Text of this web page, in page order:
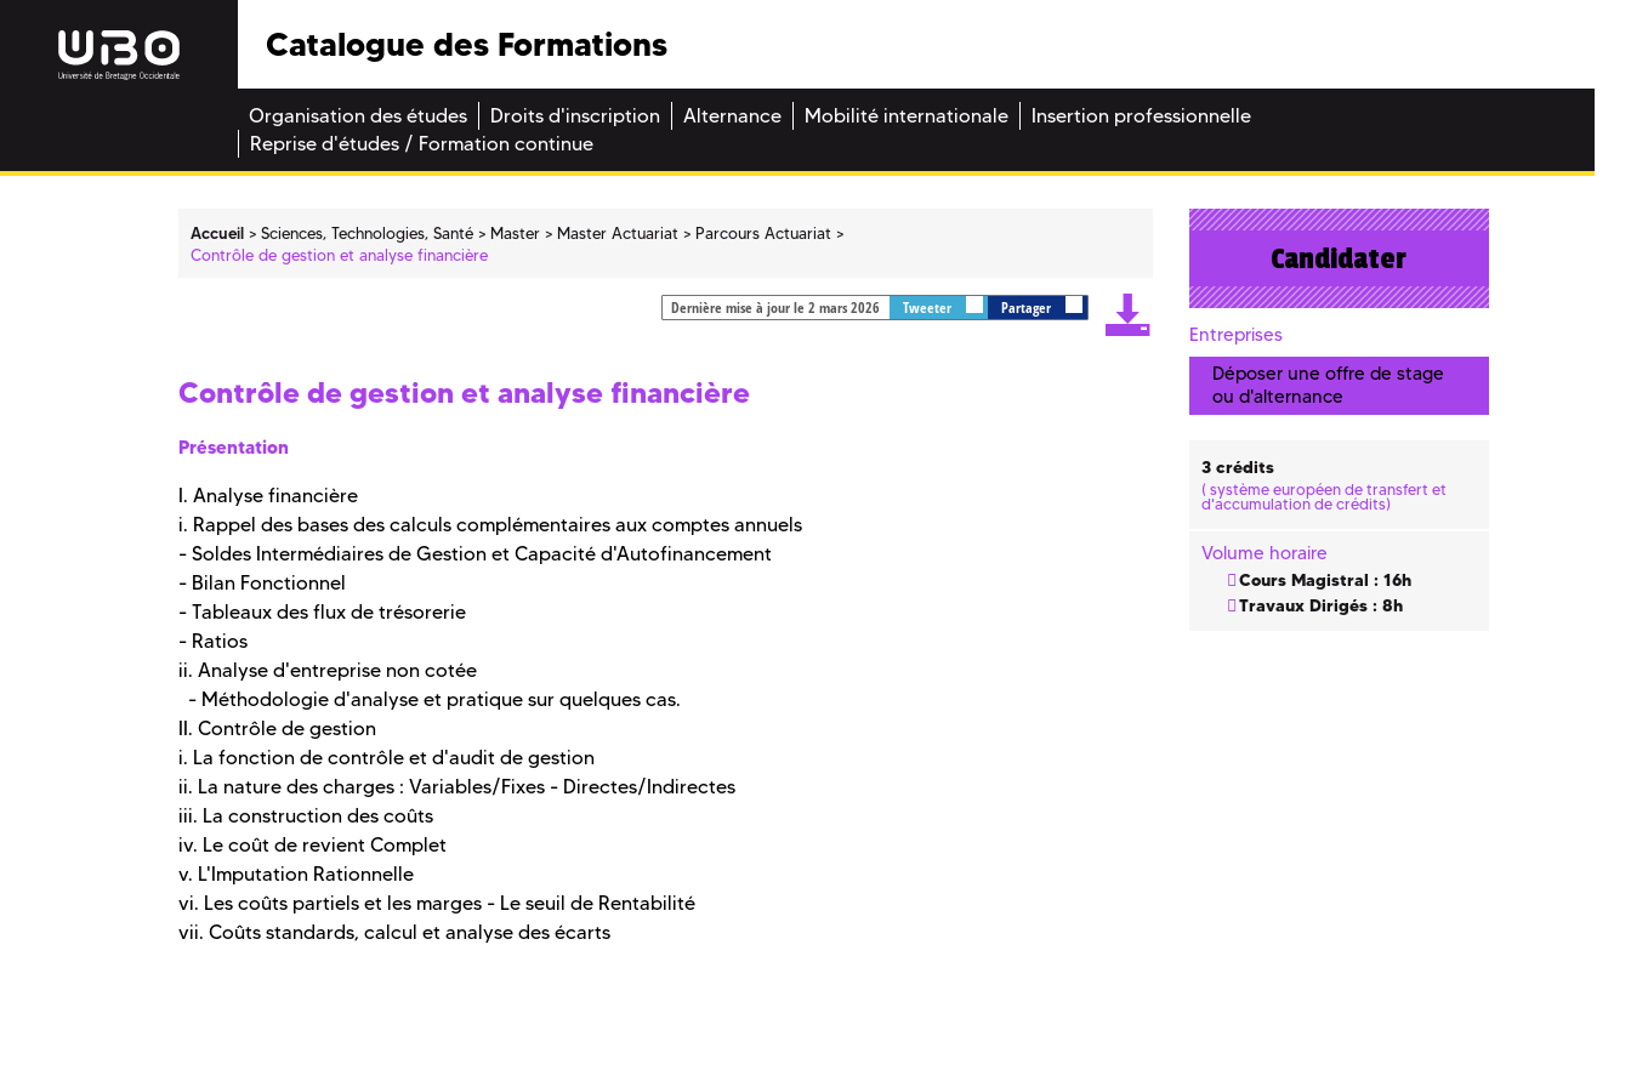
Catalogue des Formations
Organisation des études Droits d'inscription Alternance Mobilité internationale
Insertion professionnelle
Reprise d'études / Formation continue
Accueil Sciences, Technologies, Santé Master Master Actuariat
Parcours Actuariat
Contrôle de gestion et analyse financière
Dernière mise à jour le 2 mars 2026 Tweeter Partager
Contrôle de gestion et analyse financière
Présentation
I. Analyse financière
i. Rappel des bases des calculs complémentaires aux comptes annuels
- Soldes Intermédiaires de Gestion et Capacité d'Autofinancement
- Bilan Fonctionnel
- Tableaux des flux de trésorerie
- Ratios
ii. Analyse d'entreprise non cotée
- Méthodologie d'analyse et pratique sur quelques cas.
II. Contrôle de gestion
i. La fonction de contrôle et d'audit de gestion
ii. La nature des charges : Variables/Fixes - Directes/Indirectes
iii. La construction des coûts
iv. Le coût de revient Complet
v. L'Imputation Rationnelle
vi. Les coûts partiels et les marges - Le seuil de Rentabilité
vii. Coûts standards, calcul et analyse des écarts
Candidater
Entreprises
Déposer une offre de stage
ou d'alternance
3 crédits
( système européen de transfert et
d'accumulation de crédits)
Volume horaire
Cours Magistral : 16h
Travaux Dirigés : 8h